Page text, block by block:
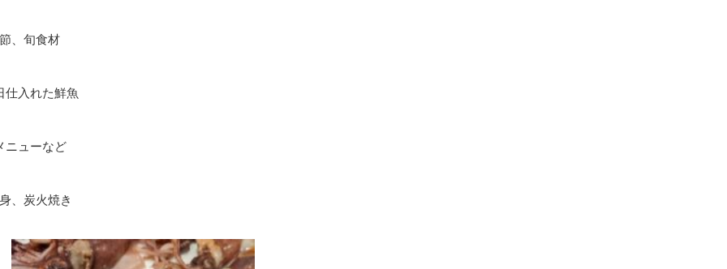
、旬食材
仕入れた鮮魚
ニューなど
、炭火焼き